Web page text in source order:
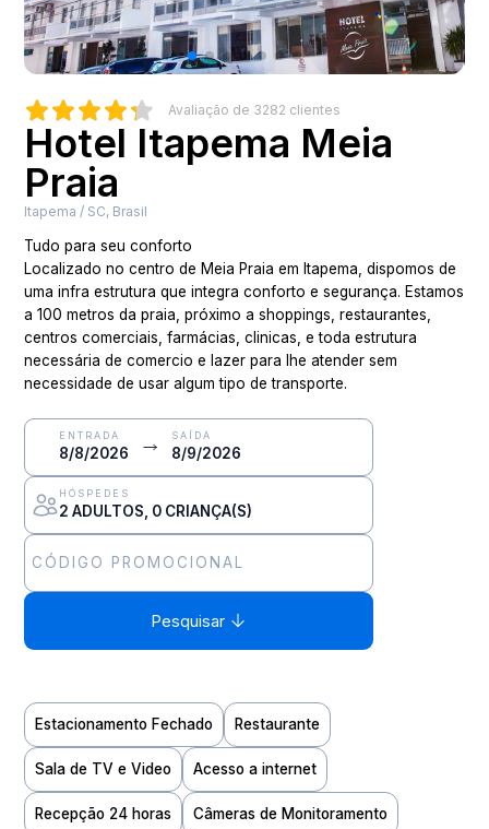
Avaliação de 3282 clientes
Hotel Itapema Meia
Praia
Itapema / SC, Brasil
Tudo para seu conforto
Localizado no centro de Meia Praia em Itapema, dispomos de
uma infra estrutura que integra conforto e segurança. Estamos
a 100 metros da praia, próximo a shoppings, restaurantes,
centros comerciais, farmácias, clinicas, e toda estrutura
necessária de comercio e lazer para lhe atender sem
necessidade de usar algum tipo de transporte.
ENTRADA
8/8/2026
SAÍDA
8/9/2026
HÓSPEDES
2 ADULTOS , 0 CRIANÇA(S)
CÓDIGO PROMOCIONAL
Pesquisar
Estacionamento Fechado Restaurante
Sala de TV e Video Acesso a internet
Recepção 24 horas Câmeras de Monitoramento